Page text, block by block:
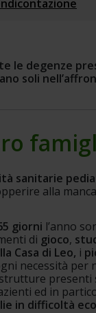
le degenze
soli
sanitarie
alla
giorni l’anno
di gioco,
Casa di Leo, i
necessità per
strutture
ed in
in difficoltà